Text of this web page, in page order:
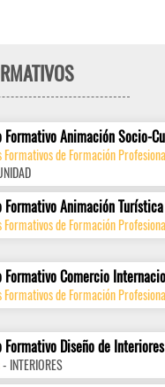
Formativo Animación Socio-
Formativos de Formación
Formativo Animación Turística
Formativos de Formación
Formativo Comercio
Formativos de Formación
Formativo Diseño de Interiores
- INTERIORES